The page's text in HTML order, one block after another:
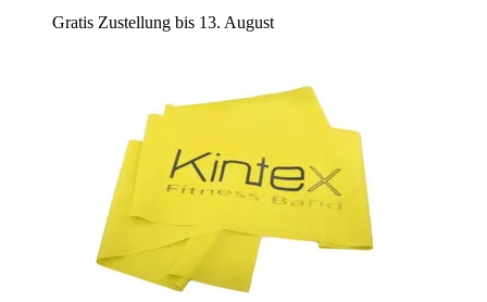
Gratis Zustellung bis 13. August